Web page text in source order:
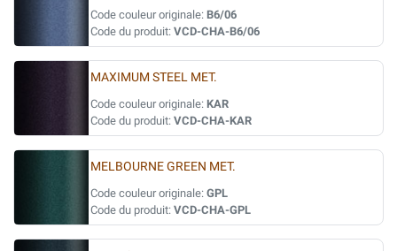
Code couleur originale: B6/06
Code du produit: VCD-CHA-B6/06
MAXIMUM STEEL MET.
Code couleur originale: KAR
Code du produit: VCD-CHA-KAR
MELBOURNE GREEN MET.
Code couleur originale: GPL
Code du produit: VCD-CHA-GPL